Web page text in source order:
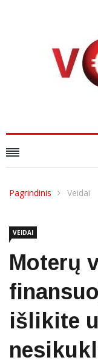
Pagrindinis Veidai
VEIDAI
Moterų
išlikite